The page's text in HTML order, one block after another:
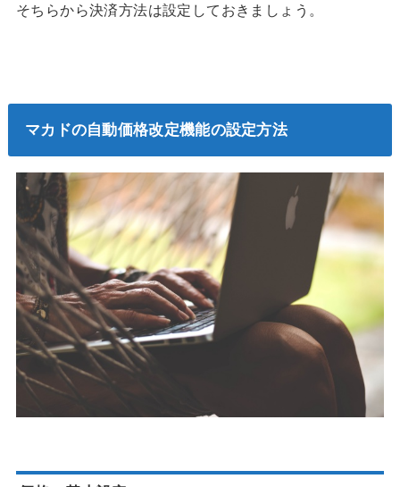
そちらから決済方法は設定しておきましょう。
マカドの自動価格改定機能の設定方法